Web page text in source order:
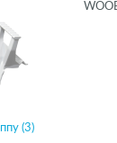
(3)